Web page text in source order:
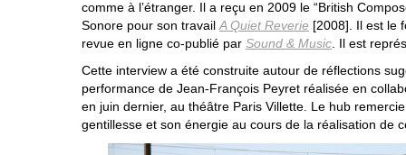
comme à l’étranger. Il a reçu en 2009 le “British
Sonore pour son travailA Quiet Reverie [2008]. Il est le
revue en ligne co-publié par Sound & Music. Il est
Cette interview a été construite autour de réflections
performance de Jean-François Peyret réalisée en
en juin dernier, au théâtre Paris Villette. Le hub
gentillesse et son énergie au cours de la réalisation de